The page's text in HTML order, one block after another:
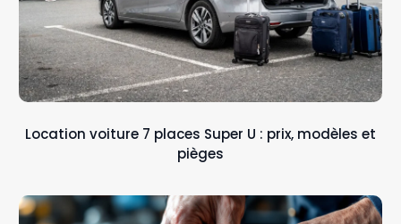
Location voiture 7 places Super U : prix, modèles et
pièges